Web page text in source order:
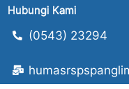
Hubungi Kami
(0543) 23294